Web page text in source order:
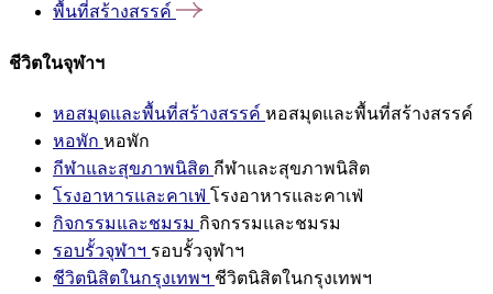
พื้นที่สร้างสรรค์
ชีวิตในจุฬาฯ
หอสมุดและพื้นที่สร้างสรรค์ หอสมุดและพื้นที่สร้างสรรค์
หอพัก หอพัก
กีฬาและสุขภาพนิสิต กีฬาและสุขภาพนิสิต
โรงอาหารและคาเฟ่ โรงอาหารและคาเฟ่
กิจกรรมและชมรม กิจกรรมและชมรม
รอบรั้วจุฬาฯ รอบรั้วจุฬาฯ
ชีวิตนิสิตในกรุงเทพฯ ชีวิตนิสิตในกรุงเทพฯ